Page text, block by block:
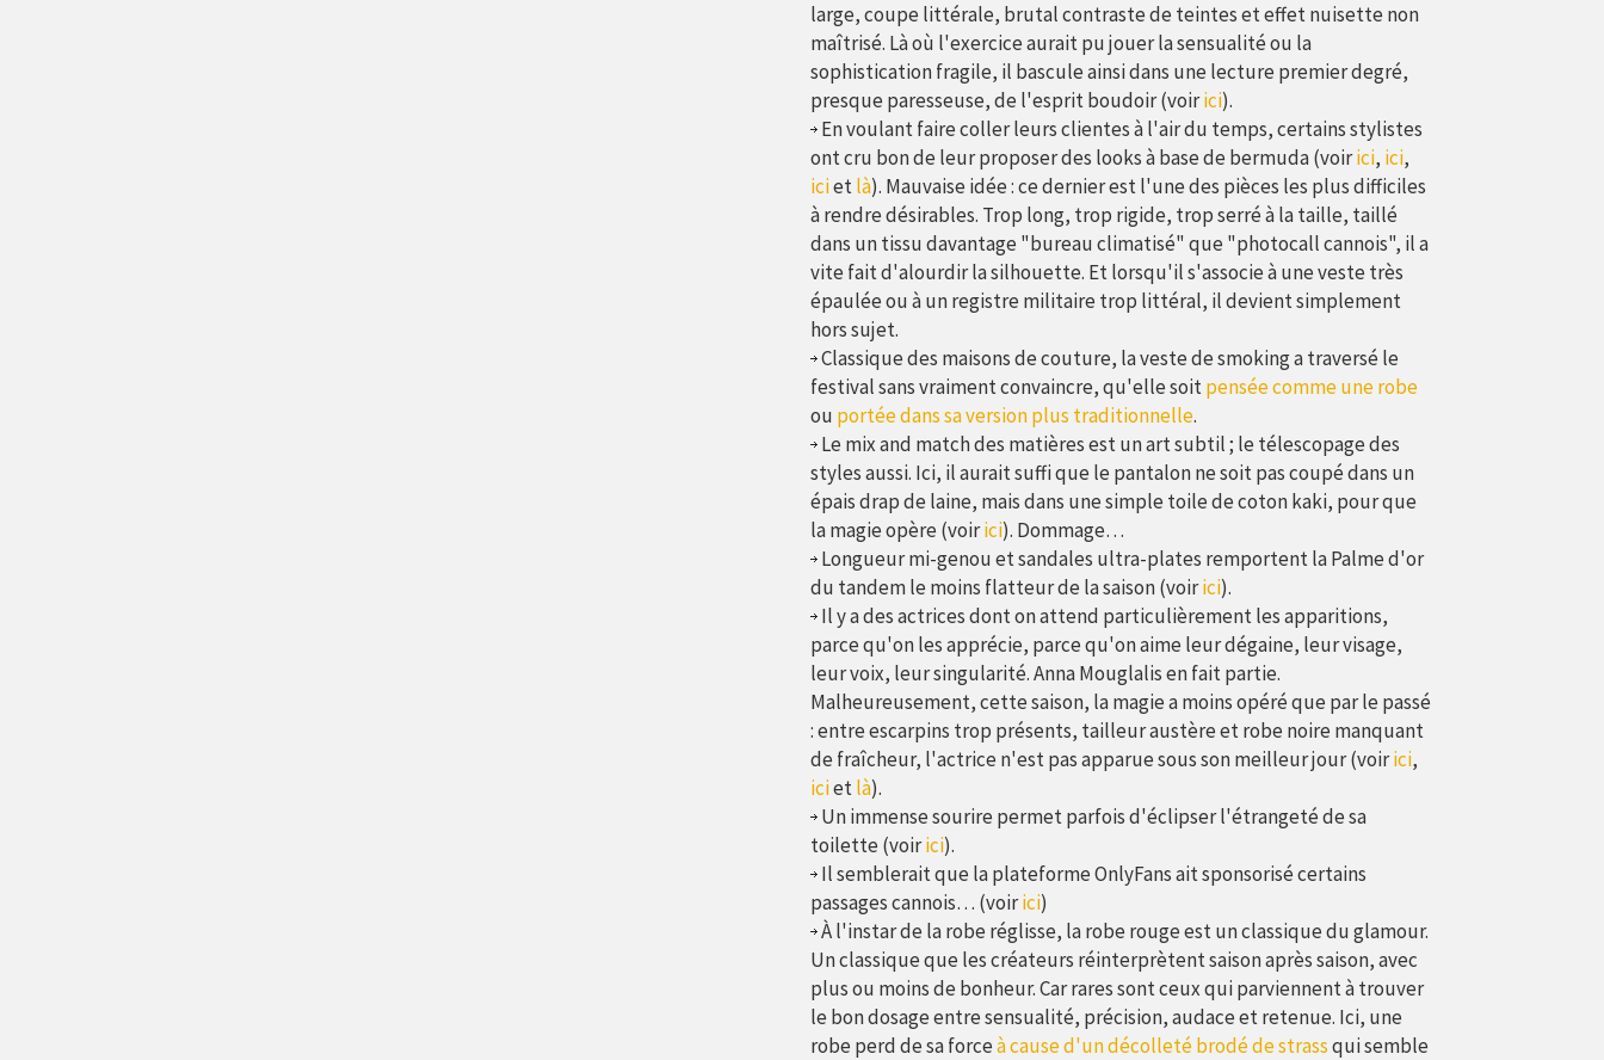
large, coupe littérale, brutal contraste de teintes et effet nuisette non
maîtrisé. Là où l'exercice aurait pu jouer la sensualité ou la
sophistication fragile, il bascule ainsi dans une lecture premier degré,
presque paresseuse, de l'esprit boudoir (voirici).
En voulant faire coller leurs clientes à l'air du temps, certains stylistes
ont cru bon de leur proposer des looks à base de bermuda (voirici, ici,
icietlà). Mauvaise idée : ce dernier est l'une des pièces les plus difficiles
à rendre désirables. Trop long, trop rigide, trop serré à la taille, taillé
dans un tissu davantage "bureau climatisé" que "photocall cannois", il a
vite fait d'alourdir la silhouette. Et lorsqu'il s'associe à une veste très
épaulée ou à un registre militaire trop littéral, il devient simplement
hors sujet.
Classique des maisons de couture, la veste de smoking a traversé le
festival sans vraiment convaincre, qu'elle soitpensée comme une robe
ou portée dans sa version plus traditionnelle.
Le mix and match des matières est un art subtil ; le télescopage des
styles aussi. Ici, il aurait suffi que le pantalon ne soit pas coupé dans un
épais drap de laine, mais dans une simple toile de coton kaki, pour que
la magie opère (voirici). Dommage…
Longueur mi-genou et sandales ultra-plates remportent la Palme d'or
du tandem le moins flatteur de la saison (voirici).
Il y a des actrices dont on attend particulièrement les apparitions,
parce qu'on les apprécie, parce qu'on aime leur dégaine, leur visage,
leur voix, leur singularité. Anna Mouglalis en fait partie.
Malheureusement, cette saison, la magie a moins opéré que par le passé
: entre escarpins trop présents, tailleur austère et robe noire manquant
de fraîcheur, l'actrice n'est pas apparue sous son meilleur jour (voirici,
icietlà).
Un immense sourire permet parfois d'éclipser l'étrangeté de sa
toilette (voirici).
Il semblerait que la plateforme OnlyFans ait sponsorisé certains
passages cannois… (voirici)
À l'instar de la robe réglisse, la robe rouge est un classique du glamour.
Un classique que les créateurs réinterprètent saison après saison, avec
plus ou moins de bonheur. Car rares sont ceux qui parviennent à trouver
le bon dosage entre sensualité, précision, audace et retenue. Ici, une
robe perd de sa forceà cause d'un décolleté brodé de strassqui semble